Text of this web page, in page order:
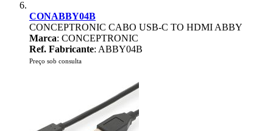
CONABBY04B
CONCEPTRONIC CABO USB-C TO HDMI ABBY
Marca: CONCEPTRONIC
Ref. Fabricante: ABBY04B
Preço sob consulta